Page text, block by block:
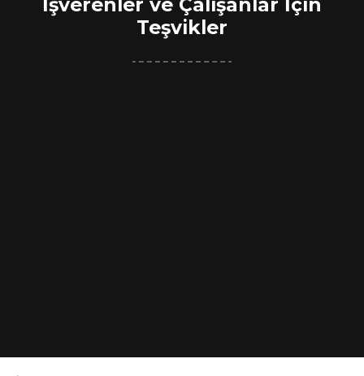
Teşvikler